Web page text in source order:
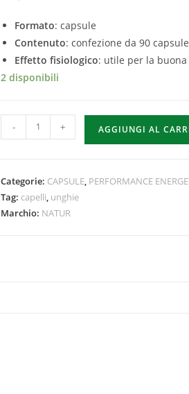
Formato: capsule
Contenuto: confezione da 90 capsule
Effetto fisiologico: utile per la
2 disponibili
- + AGGIUNGI AL
Categorie: CAPSULE, PERFORMANCE
Tag: capelli, unghie
Marchio: NATUR